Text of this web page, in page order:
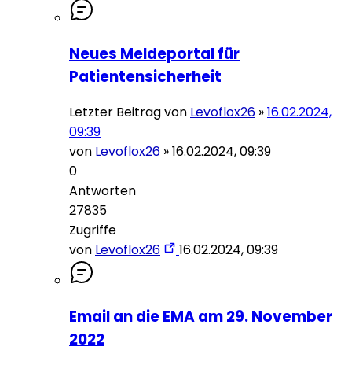
Neues Meldeportal für
Patientensicherheit
Letzter Beitrag von Levoflox26 »16.02.2024,
09:39
von Levoflox26 »16.02.2024, 09:39
0
Antworten
27835
Zugriffe
von Levoflox26 16.02.2024, 09:39
Email an die EMA am 29. November
2022